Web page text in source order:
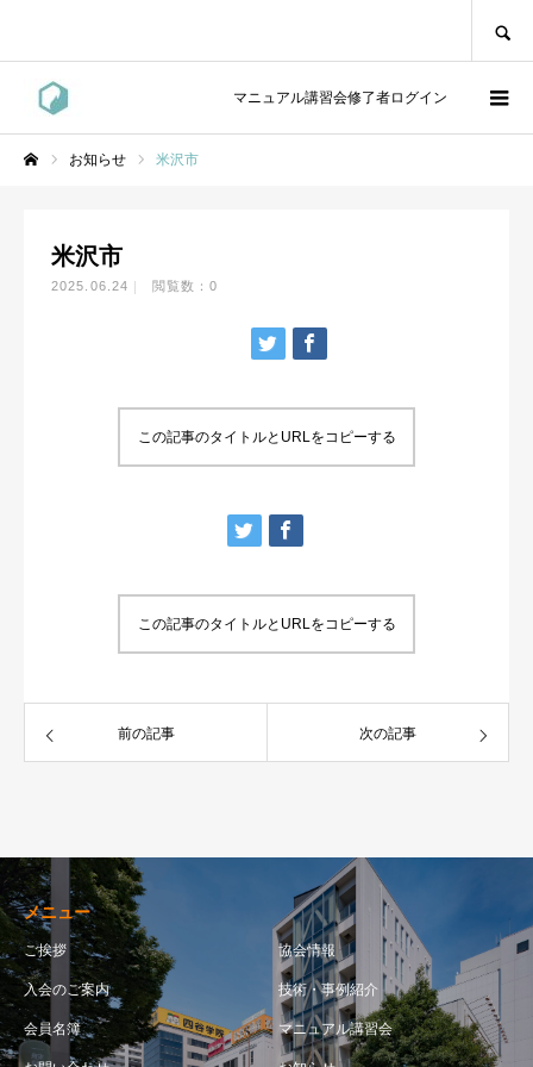
マニュアル講習会修了者ログイン
お知らせ 米沢市
米沢市
2025.06.24 閲覧数：0
この記事のタイトルとURLをコピーする
この記事のタイトルとURLをコピーする
前の記事 次の記事
メニュー
ご挨拶 協会情報
入会のご案内 技術・事例紹介
会員名簿 マニュアル講習会